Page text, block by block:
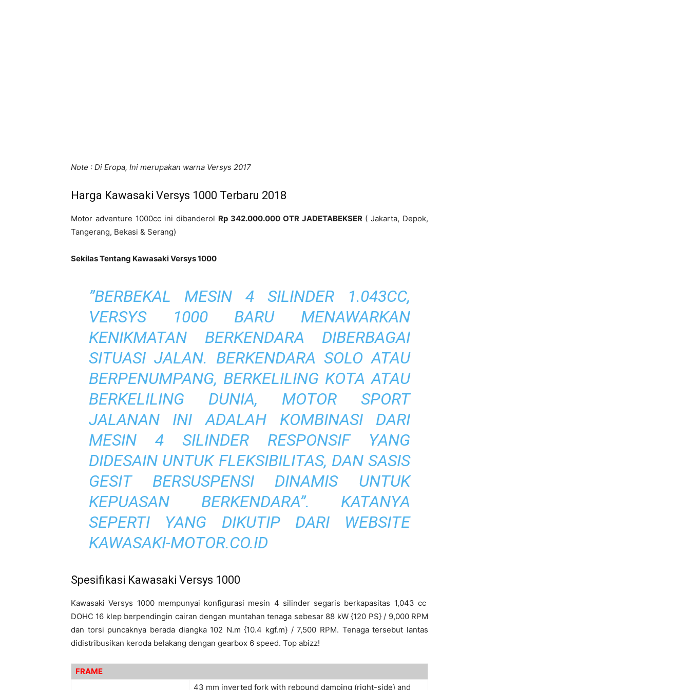
Note : Di Eropa, Ini merupakan warna Versys 2017
Harga Kawasaki Versys 1000 Terbaru 2018
Motor adventure 1000cc ini dibanderol Rp 342.000.000 OTR JADETABEKSER ( Jakarta, Depok,
Tangerang, Bekasi & Serang)
Sekilas Tentang Kawasaki Versys 1000
”BERBEKAL MESIN 4 SILINDER 1.043CC,
VERSYS 1000 BARU MENAWARKAN
KENIKMATAN BERKENDARA DIBERBAGAI
SITUASI JALAN. BERKENDARA SOLO ATAU
BERPENUMPANG, BERKELILING KOTA ATAU
BERKELILING DUNIA, MOTOR SPORT
JALANAN INI ADALAH KOMBINASI DARI
MESIN 4 SILINDER RESPONSIF YANG
DIDESAIN UNTUK FLEKSIBILITAS, DAN SASIS
GESIT BERSUSPENSI DINAMIS UNTUK
KEPUASAN BERKENDARA”. KATANYA
SEPERTI YANG DIKUTIP DARI WEBSITE
KAWASAKI-MOTOR.CO.ID
Spesifikasi Kawasaki Versys 1000
Kawasaki Versys 1000 mempunyai konfigurasi mesin 4 silinder segaris berkapasitas 1,043 cc
DOHC 16 klep berpendingin cairan dengan muntahan tenaga sebesar 88 kW {120 PS} / 9,000 RPM
dan torsi puncaknya berada diangka 102 N.m {10.4 kgf.m} / 7,500 RPM. Tenaga tersebut lantas
didistribusikan keroda belakang dengan gearbox 6 speed. Top abizz!
FRAME
43 mm inverted fork with rebound damping (right-side) and